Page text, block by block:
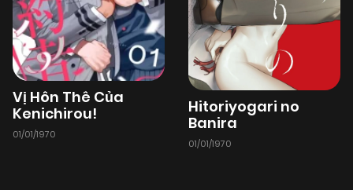
Vị Hôn Thê Của
Kenichirou!
01/01/1970
Hitoriyogari no
Banira
01/01/1970